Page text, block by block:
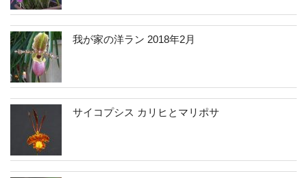
我が家の洋ラン 2018年2月
サイコプシス カリヒとマリポサ